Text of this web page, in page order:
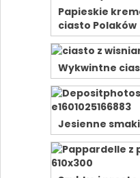
Papieskie
ciasto Polaków
Wykwintne
Jesienne